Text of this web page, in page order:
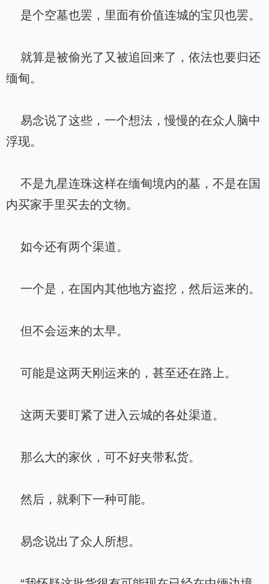
是个空墓也罢，里面有价值连城的宝贝也罢。
就算是被偷光了又被追回来了，依法也要归还
缅甸。
易念说了这些，一个想法，慢慢的在众人脑中
浮现。
不是九星连珠这样在缅甸境内的墓，不是在国
内买家手里买去的文物。
如今还有两个渠道。
一个是，在国内其他地方盗挖，然后运来的。
但不会运来的太早。
可能是这两天刚运来的，甚至还在路上。
这两天要盯紧了进入云城的各处渠道。
那么大的家伙，可不好夹带私货。
然后，就剩下一种可能。
易念说出了众人所想。